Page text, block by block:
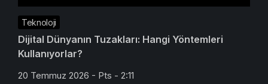
Teknoloji
Dijital Dünyanın Tuzakları: Hangi Yöntemleri
Kullanıyorlar?
20 Temmuz 2026 - Pts - 2:11